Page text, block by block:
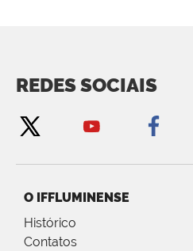
REDES SOCIAIS
O IFFLUMINENSE
Histórico
Contatos